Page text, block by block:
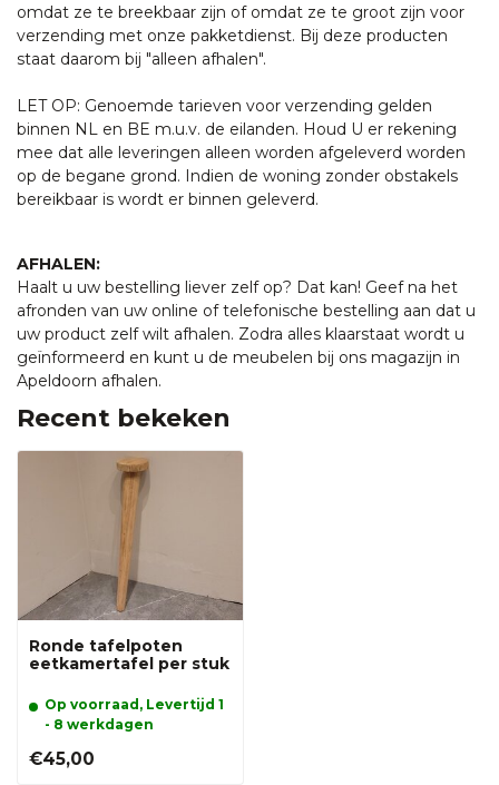
omdat ze te breekbaar zijn of omdat ze te groot zijn voor
verzending met onze pakketdienst. Bij deze producten
staat daarom bij "alleen afhalen".
LET OP: Genoemde tarieven voor verzending gelden
binnen NL en BE m.u.v. de eilanden. Houd U er rekening
mee dat alle leveringen alleen worden afgeleverd worden
op de begane grond. Indien de woning zonder obstakels
bereikbaar is wordt er binnen geleverd.
AFHALEN:
Haalt u uw bestelling liever zelf op? Dat kan! Geef na het
afronden van uw online of telefonische bestelling aan dat u
uw product zelf wilt afhalen. Zodra alles klaarstaat wordt u
geïnformeerd en kunt u de meubelen bij ons magazijn in
Apeldoorn afhalen.
Recent bekeken
Ronde tafelpoten
eetkamertafel per stuk
Op voorraad, Levertijd 1
- 8 werkdagen
€45,00